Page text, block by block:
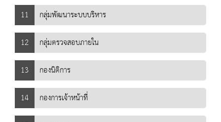
11
กลุ่มพัฒนาระบบบริหาร
12
กลุ่มตรวจสอบภายใน
13
กองนิติการ
14
กองการเจ้าหน้าที่